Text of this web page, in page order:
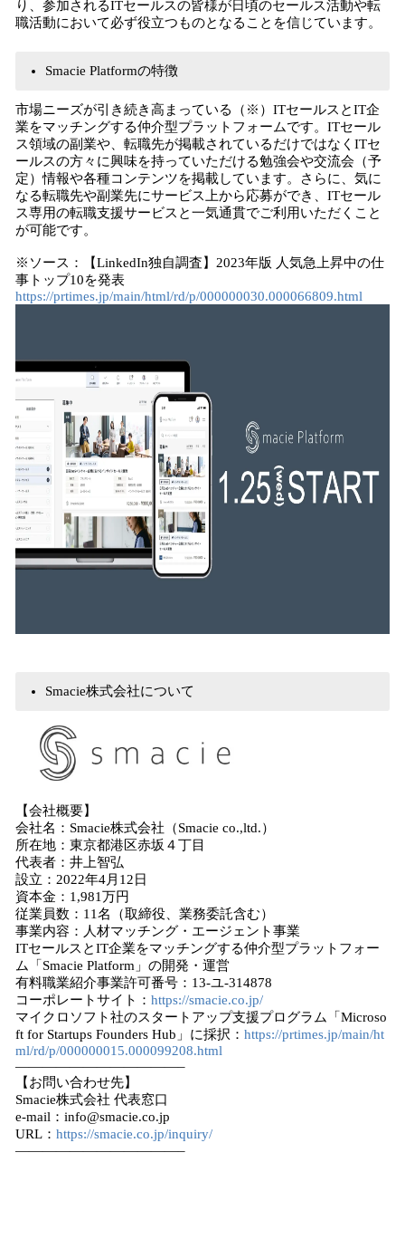
り、参加されるITセールスの皆様が日頃のセールス活動や転
職活動において必ず役立つものとなることを信じています。
Smacie Platformの特徴
市場ニーズが引き続き高まっている（※）ITセールスとIT企
業をマッチングする仲介型プラットフォームです。ITセール
ス領域の副業や、転職先が掲載されているだけではなくITセ
ールスの方々に興味を持っていただける勉強会や交流会（予
定）情報や各種コンテンツを掲載しています。さらに、気に
なる転職先や副業先にサービス上から応募ができ、ITセール
ス専用の転職支援サービスと一気通貫でご利用いただくこと
が可能です。
※ソース：【LinkedIn独自調査】2023年版 人気急上昇中の仕
事トップ10を発表
https://prtimes.jp/main/html/rd/p/000000030.000066809.html
Smacie株式会社について
【会社概要】
会社名：Smacie株式会社（Smacie co.,ltd.）
所在地：東京都港区赤坂４丁目
代表者：井上智弘
設立：2022年4月12日
資本金：1,981万円
従業員数：11名（取締役、業務委託含む）
事業内容：人材マッチング・エージェント事業
ITセールスとIT企業をマッチングする仲介型プラットフォー
ム「Smacie Platform」の開発・運営
有料職業紹介事業許可番号：13-ユ-314878
コーポレートサイト： https://smacie.co.jp/
マイクロソフト社のスタートアップ支援プログラム「Microso
ft for Startups Founders Hub」に採択： https://prtimes.jp/main/ht
ml/rd/p/000000015.000099208.html
————————————–
【お問い合わせ先】
Smacie株式会社 代表窓口
e-mail：info@smacie.co.jp
URL： https://smacie.co.jp/inquiry/
————————————–